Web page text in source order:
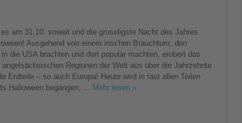
am 31.10. soweit und die gruseligste Nacht des Jahres
Ausgehend von einem irischen Brauchtum, den
die USA brachten und dort populär machten, erobert das
Regionen der Welt aus über die Jahrzehnte
Erdteile – so auch Europa! Heute wird in fast allen Teilen
Halloween begangen, ...
Mehr lesen »